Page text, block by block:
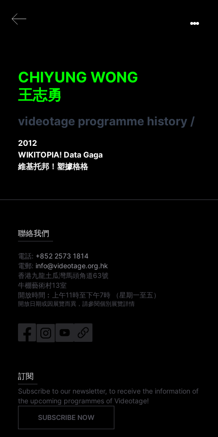
CHIYUNG WONG
王志勇
videotage programme history /
2012
WIKITOPIA! Data Gaga
維基托邦！塑據格格
聯絡我們
電話: +852 2573 1814
電郵: info@videotage.org.hk
香港九龍土瓜灣馬頭角道63號
牛棚藝術村13室
開放時間︰
上午11時至下午7時 （星期一至五）
開放日期或因展覽而異，請參閱個別展覽詳情
訂閱
Subscribe to our newsletter, to receive the information of
the upcoming programmes of Videotage!
SUBSCRIBE NOW